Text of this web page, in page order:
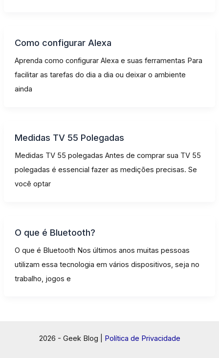
Como configurar Alexa
Aprenda como configurar Alexa e suas ferramentas Para
facilitar as tarefas do dia a dia ou deixar o ambiente
ainda
Medidas TV 55 Polegadas
Medidas TV 55 polegadas Antes de comprar sua TV 55
polegadas é essencial fazer as medições precisas. Se
você optar
O que é Bluetooth?
O que é Bluetooth Nos últimos anos muitas pessoas
utilizam essa tecnologia em vários dispositivos, seja no
trabalho, jogos e
2026 - Geek Blog | Política de Privacidade